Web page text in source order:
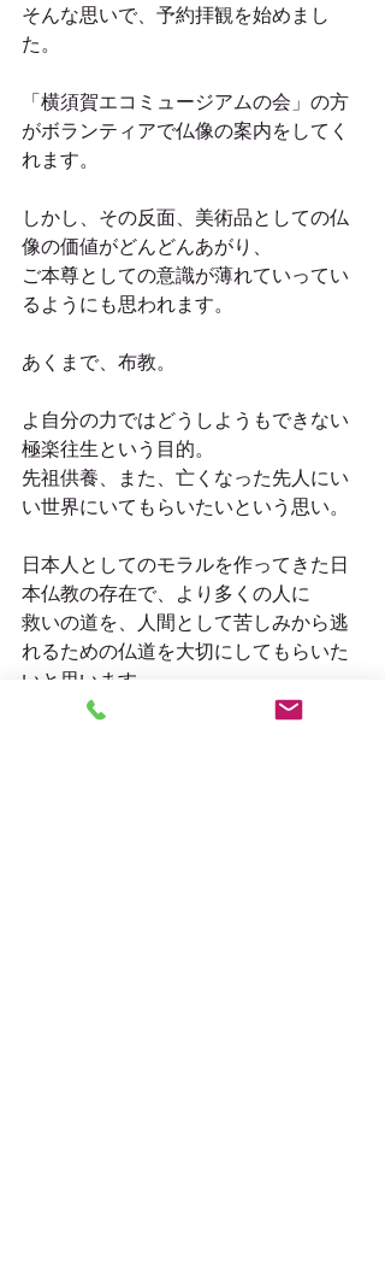
そんな思いで、予約拝観を始めまし
た。
「横須賀エコミュージアムの会」の方
がボランティアで仏像の案内をしてく
れます。
しかし、その反面、美術品としての仏
像の価値がどんどんあがり、
ご本尊としての意識が薄れていってい
るようにも思われます。
あくまで、布教。
よ自分の力ではどうしようもできない
極楽往生という目的。
先祖供養、また、亡くなった先人にい
い世界にいてもらいたいという思い。
日本人としてのモラルを作ってきた日
本仏教の存在で、より多くの人に
救いの道を、人間として苦しみから逃
れるための仏道を大切にしてもらいた
いと思います。